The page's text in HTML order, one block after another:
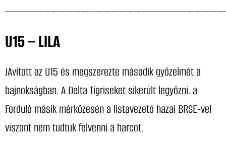
U15 – LILA
JAvított az U15 és megszerezte második győzelmét a
bajnokságban. A Delta Tigriseket sikerült legyőzni. a
Forduló másik mérkőzésén a listavezető hazai BRSE-vel
viszont nem tudtuk felvenni a harcot.